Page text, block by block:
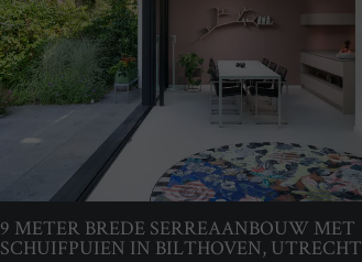
9 METER BREDE SERREAANBOUW MET
SCHUIFPUIEN IN BILTHOVEN, UTRECHT